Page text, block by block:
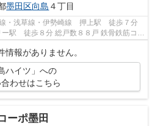
墨田区向島 ４丁目
数８８戸 鉄骨鉄筋コン
...
情報がありません。
ハイツ」への
わせはこちら
ーポ墨田